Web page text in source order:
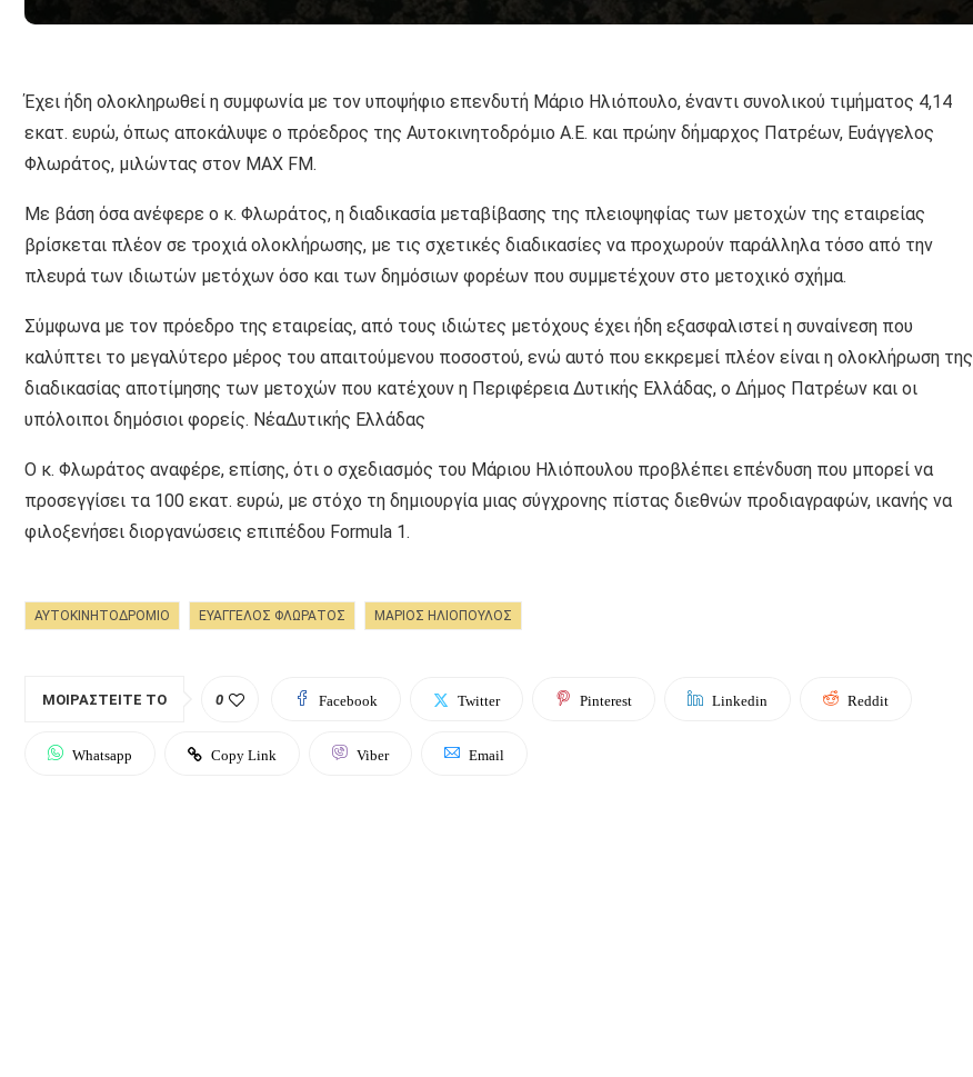
Έχει ήδη ολοκληρωθεί η συμφωνία με τον υποψήφιο επενδυτή Μάριο Ηλιόπουλο, έναντι συνολικού τιμήματος 4,14
εκατ. ευρώ, όπως αποκάλυψε ο πρόεδρος της Αυτοκινητοδρόμιο Α.Ε. και πρώην δήμαρχος Πατρέων, Ευάγγελος
Φλωράτος, μιλώντας στον MAX FM.
Με βάση όσα ανέφερε ο κ. Φλωράτος, η διαδικασία μεταβίβασης της πλειοψηφίας των μετοχών της εταιρείας
βρίσκεται πλέον σε τροχιά ολοκλήρωσης, με τις σχετικές διαδικασίες να προχωρούν παράλληλα τόσο από την
πλευρά των ιδιωτών μετόχων όσο και των δημόσιων φορέων που συμμετέχουν στο μετοχικό σχήμα.
Σύμφωνα με τον πρόεδρο της εταιρείας, από τους ιδιώτες μετόχους έχει ήδη εξασφαλιστεί η συναίνεση που
καλύπτει το μεγαλύτερο μέρος του απαιτούμενου ποσοστού, ενώ αυτό που εκκρεμεί πλέον είναι η ολοκλήρωση της
διαδικασίας αποτίμησης των μετοχών που κατέχουν η Περιφέρεια Δυτικής Ελλάδας, ο Δήμος Πατρέων και οι
υπόλοιποι δημόσιοι φορείς. ΝέαΔυτικής Ελλάδας
Ο κ. Φλωράτος αναφέρε, επίσης, ότι ο σχεδιασμός του Μάριου Ηλιόπουλου προβλέπει επένδυση που μπορεί να
προσεγγίσει τα 100 εκατ. ευρώ, με στόχο τη δημιουργία μιας σύγχρονης πίστας διεθνών προδιαγραφών, ικανής να
φιλοξενήσει διοργανώσεις επιπέδου Formula 1.
ΑΥΤΟΚΙΝΗΤΟΔΡΌΜΙΟ ΕΥΆΓΓΕΛΟΣ ΦΛΩΡΆΤΟΣ ΜΑΡΙΟΣ ΗΛΙΟΠΟΥΛΟΣ
ΜΟΙΡΑΣΤΕΊΤΕ ΤΟ 0 Facebook Twitter Pinterest Linkedin Reddit
Whatsapp Copy Link Viber Email